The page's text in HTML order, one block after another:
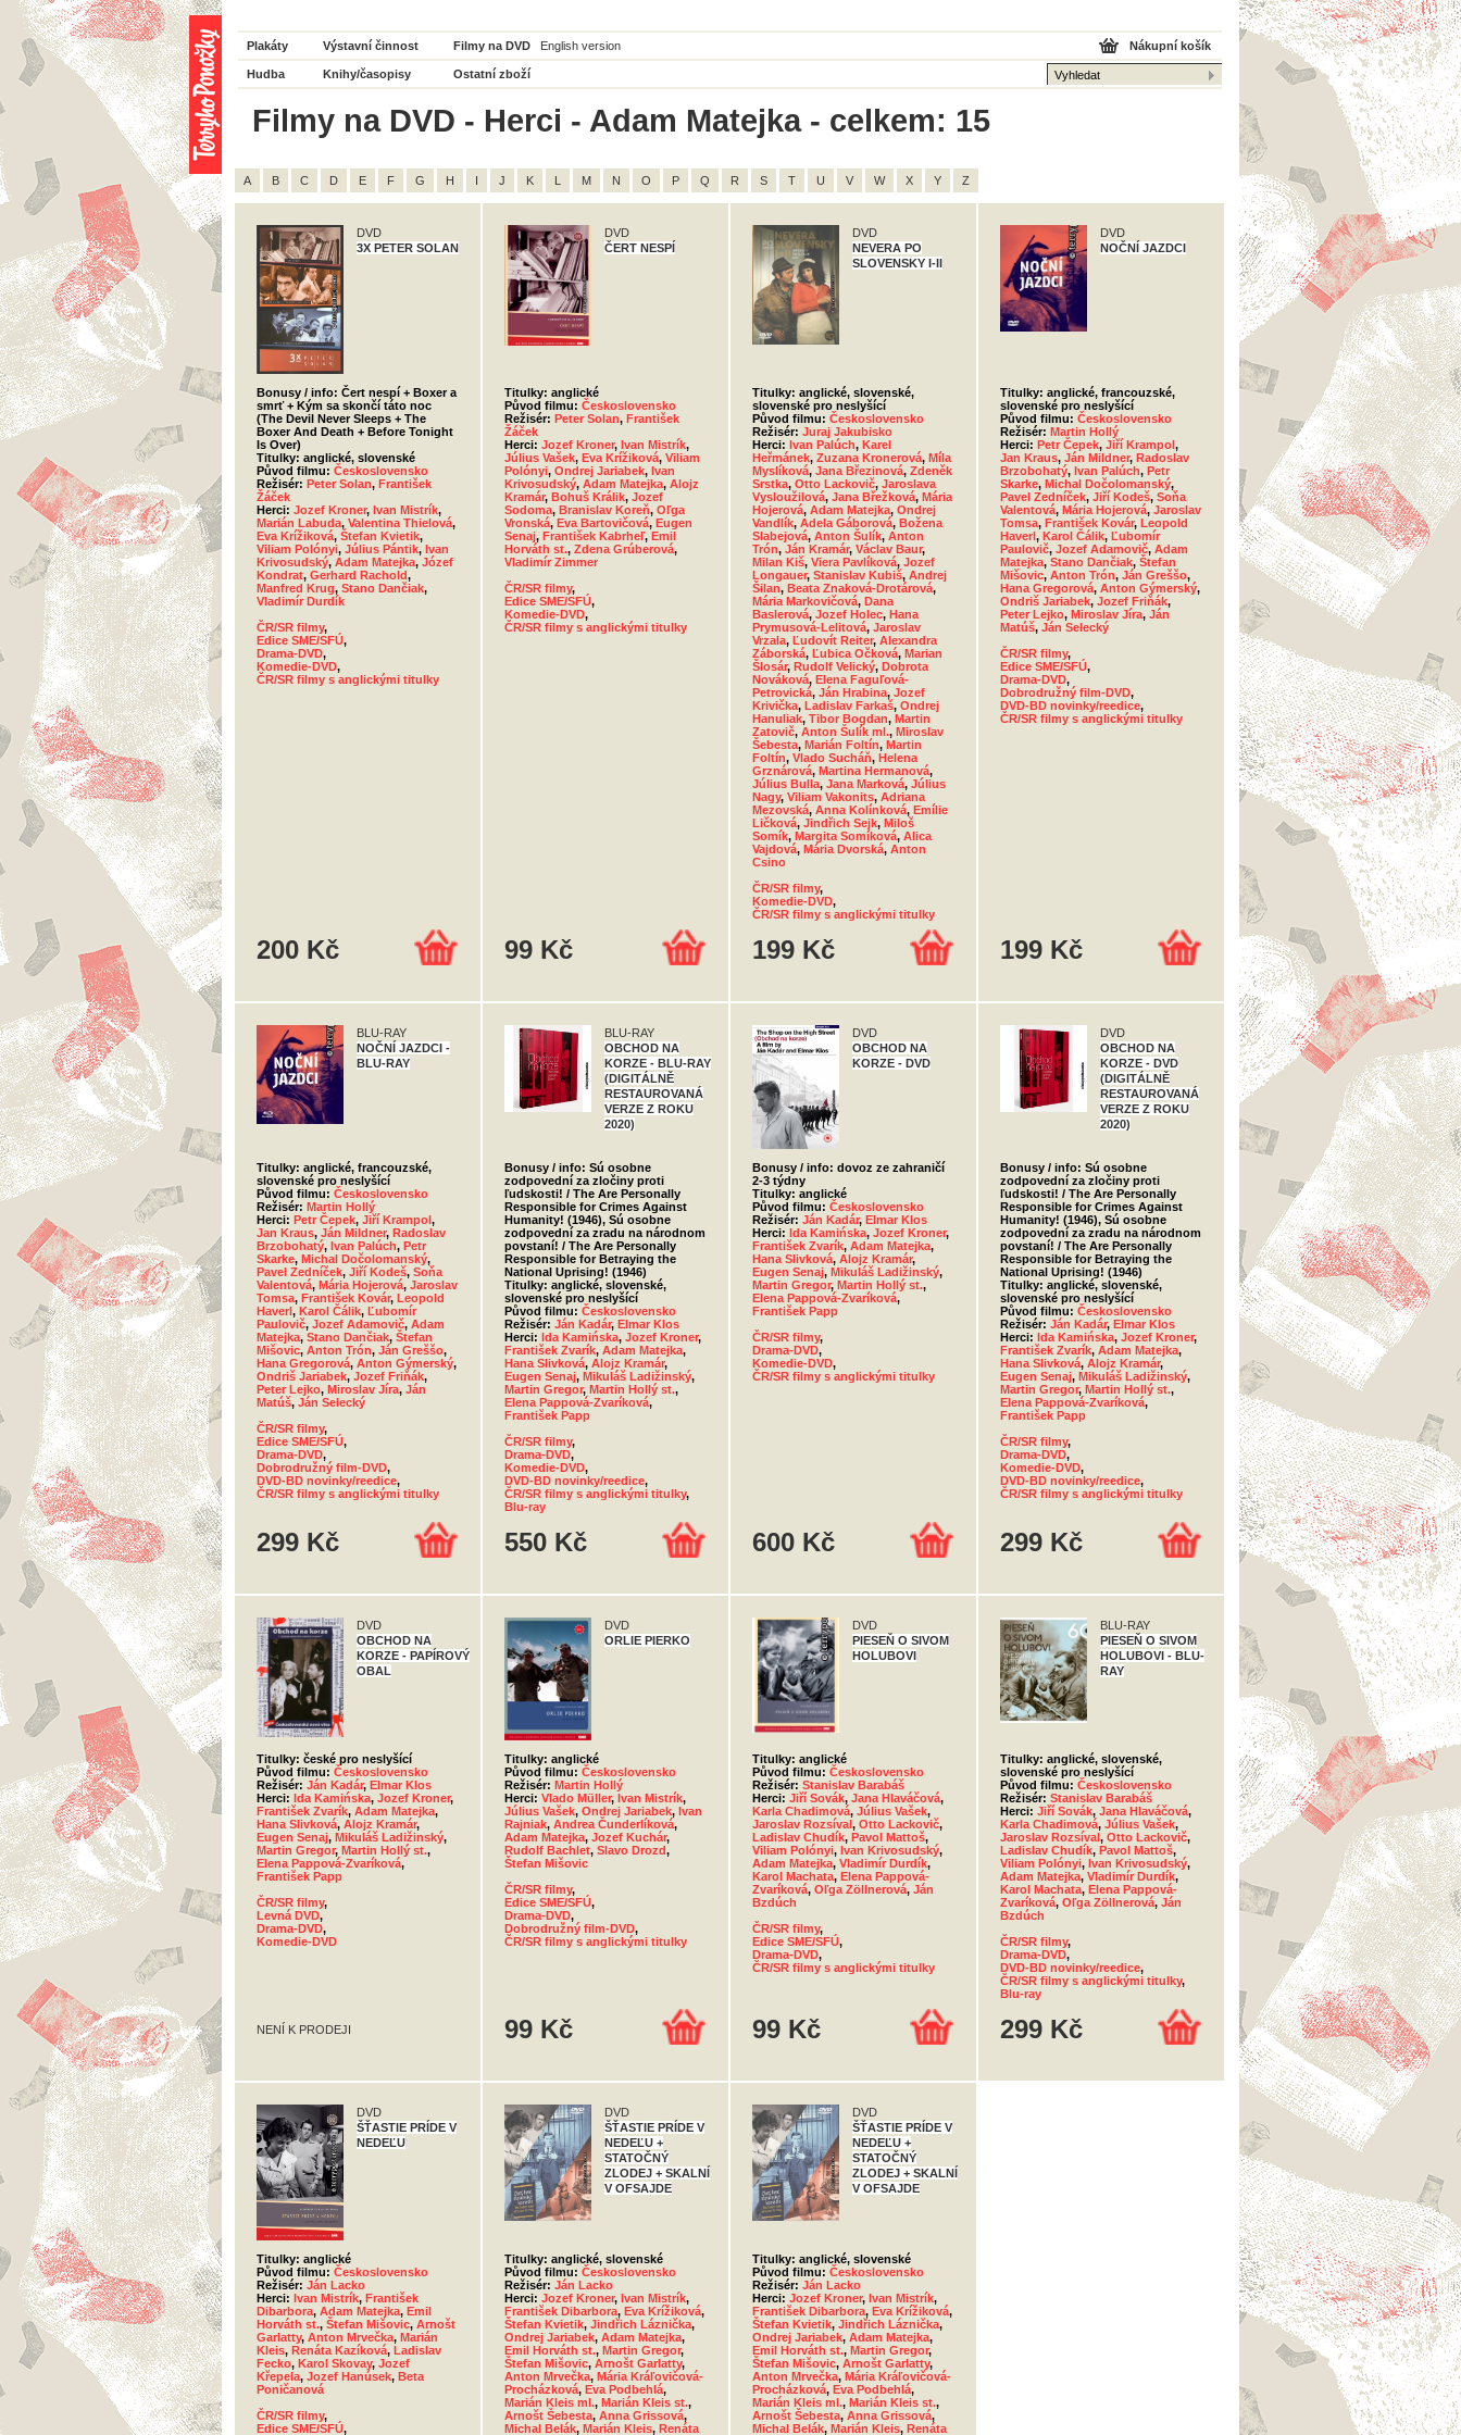
Plakáty Výstavní činnost Filmy na DVD English version
Hudba Knihy/časopisy Ostatní zboží
Nákupní košík
Filmy na DVD - Herci - Adam Matejka - celkem: 15
A B C D E F G H I J K L M N O P Q R S T U V W X Y Z
DVD
3X PETER SOLAN
Bonusy / info: Čert nespí + Boxer a
smrť + Kým sa skončí táto noc
(The Devil Never Sleeps + The
Boxer And Death + Before Tonight
Is Over)
Titulky: anglické, slovenské
Původ filmu: Československo
Režisér: Peter Solan, František
Žáček
Herci: Jozef Kroner, Ivan Mistrík,
Marián Labuda, Valentina Thielová,
Eva Krížiková, Štefan Kvietik,
Viliam Polónyi, Július Pántik, Ivan
Krivosudský, Adam Matejka, Józef
Kondrat, Gerhard Rachold,
Manfred Krug, Stano Dančiak,
Vladimír Durdík
ČR/SR filmy,
Edice SME/SFÚ,
Drama-DVD,
Komedie-DVD,
ČR/SR filmy s anglickými titulky
200 Kč
DVD
ČERT NESPÍ
Titulky: anglické
Původ filmu: Československo
Režisér: Peter Solan, František
Žáček
Herci: Jozef Kroner, Ivan Mistrík,
Július Vašek, Eva Krížiková, Viliam
Polónyi, Ondrej Jariabek, Ivan
Krivosudský, Adam Matejka, Alojz
Kramár, Bohuš Králik, Jozef
Sodoma, Branislav Koreň, Oľga
Vronská, Eva Bartovičová, Eugen
Senaj, František Kabrheľ, Emil
Horváth st., Zdena Grúberová,
Vladimír Zimmer
ČR/SR filmy,
Edice SME/SFÚ,
Komedie-DVD,
ČR/SR filmy s anglickými titulky
99 Kč
DVD
NEVERA PO
SLOVENSKY I-II
Titulky: anglické, slovenské,
slovenské pro neslyšící
Původ filmu: Československo
Režisér: Juraj Jakubisko
Herci: Ivan Palúch, Karel
Heřmánek, Zuzana Kronerová, Míla
Myslíková, Jana Březinová, Zdeněk
Srstka, Otto Lackovič, Jaroslava
Vysloužilová, Jana Břežková, Mária
Hojerová, Adam Matejka, Ondrej
Vandlík, Adela Gáborová, Božena
Slabejová, Anton Šulík, Anton
Trón, Ján Kramár, Václav Baur,
Milan Kiš, Viera Pavlíková, Jozef
Longauer, Stanislav Kubiš, Andrej
Šilan, Beata Znaková-Drotárová,
Mária Markovičová, Dana
Baslerová, Jozef Holec, Hana
Prymusová-Lelitová, Jaroslav
Vrzala, Ľudovít Reiter, Alexandra
Záborská, Ľubica Očková, Marian
Šlosár, Rudolf Velický, Dobrota
Nováková, Elena Faguľová-
Petrovická, Ján Hrabina, Jozef
Krivička, Ladislav Farkaš, Ondrej
Hanuliak, Tibor Bogdan, Martin
Zatovič, Anton Šulík ml., Miroslav
Šebesta, Marián Foltín, Martin
Foltín, Vlado Sucháň, Helena
Grznárová, Martina Hermanová,
Július Bulla, Jana Marková, Július
Nagy, Viliam Vakonits, Adriana
Mezovská, Anna Kolínková, Emílie
Ličková, Jindřich Sejk, Miloš
Somík, Margita Somíková, Alica
Vajdová, Mária Dvorská, Anton
Csino
ČR/SR filmy,
Komedie-DVD,
ČR/SR filmy s anglickými titulky
199 Kč
DVD
NOČNÍ JAZDCI
Titulky: anglické, francouzské,
slovenské pro neslyšící
Původ filmu: Československo
Režisér: Martin Hollý
Herci: Petr Čepek, Jiří Krampol,
Jan Kraus, Ján Mildner, Radoslav
Brzobohatý, Ivan Palúch, Petr
Skarke, Michal Dočolomanský,
Pavel Zedníček, Jiří Kodeš, Soňa
Valentová, Mária Hojerová, Jaroslav
Tomsa, František Kovár, Leopold
Haverl, Karol Čálik, Ľubomír
Paulovič, Jozef Adamovič, Adam
Matejka, Stano Dančiak, Štefan
Mišovic, Anton Trón, Ján Greššo,
Hana Gregorová, Anton Gýmerský,
Ondriš Jariabek, Jozef Friňák,
Peter Lejko, Miroslav Jíra, Ján
Matúš, Ján Selecký
ČR/SR filmy,
Edice SME/SFÚ,
Drama-DVD,
Dobrodružný film-DVD,
DVD-BD novinky/reedice,
ČR/SR filmy s anglickými titulky
199 Kč
BLU-RAY
NOČNÍ JAZDCI -
BLU-RAY
Titulky: anglické, francouzské,
slovenské pro neslyšící
Původ filmu: Československo
Režisér: Martin Hollý
Herci: Petr Čepek, Jiří Krampol,
Jan Kraus, Ján Mildner, Radoslav
Brzobohatý, Ivan Palúch, Petr
Skarke, Michal Dočolomanský,
Pavel Zedníček, Jiří Kodeš, Soňa
Valentová, Mária Hojerová, Jaroslav
Tomsa, František Kovár, Leopold
Haverl, Karol Čálik, Ľubomír
Paulovič, Jozef Adamovič, Adam
Matejka, Stano Dančiak, Štefan
Mišovic, Anton Trón, Ján Greššo,
Hana Gregorová, Anton Gýmerský,
Ondriš Jariabek, Jozef Friňák,
Peter Lejko, Miroslav Jíra, Ján
Matúš, Ján Selecký
ČR/SR filmy,
Edice SME/SFÚ,
Drama-DVD,
Dobrodružný film-DVD,
DVD-BD novinky/reedice,
ČR/SR filmy s anglickými titulky
299 Kč
BLU-RAY
OBCHOD NA
KORZE - BLU-RAY
(DIGITÁLNĚ
RESTAUROVANÁ
VERZE Z ROKU
2020)
Bonusy / info: Sú osobne
zodpovední za zločiny proti
ľudskosti! / The Are Personally
Responsible for Crimes Against
Humanity! (1946), Sú osobne
zodpovední za zradu na národnom
povstaní! / The Are Personally
Responsible for Betraying the
National Uprising! (1946)
Titulky: anglické, slovenské,
slovenské pro neslyšící
Původ filmu: Československo
Režisér: Ján Kadár, Elmar Klos
Herci: Ida Kamińska, Jozef Kroner,
František Zvarík, Adam Matejka,
Hana Slivková, Alojz Kramár,
Eugen Senaj, Mikuláš Ladižinský,
Martin Gregor, Martin Hollý st.,
Elena Pappová-Zvaríková,
František Papp
ČR/SR filmy,
Drama-DVD,
Komedie-DVD,
DVD-BD novinky/reedice,
ČR/SR filmy s anglickými titulky,
Blu-ray
550 Kč
DVD
OBCHOD NA
KORZE - DVD
Bonusy / info: dovoz ze zahraničí
2-3 týdny
Titulky: anglické
Původ filmu: Československo
Režisér: Ján Kadár, Elmar Klos
Herci: Ida Kamińska, Jozef Kroner,
František Zvarík, Adam Matejka,
Hana Slivková, Alojz Kramár,
Eugen Senaj, Mikuláš Ladižinský,
Martin Gregor, Martin Hollý st.,
Elena Pappová-Zvaríková,
František Papp
ČR/SR filmy,
Drama-DVD,
Komedie-DVD,
ČR/SR filmy s anglickými titulky
600 Kč
DVD
OBCHOD NA
KORZE - DVD
(DIGITÁLNĚ
RESTAUROVANÁ
VERZE Z ROKU
2020)
Bonusy / info: Sú osobne
zodpovední za zločiny proti
ľudskosti! / The Are Personally
Responsible for Crimes Against
Humanity! (1946), Sú osobne
zodpovední za zradu na národnom
povstaní! / The Are Personally
Responsible for Betraying the
National Uprising! (1946)
Titulky: anglické, slovenské,
slovenské pro neslyšící
Původ filmu: Československo
Režisér: Ján Kadár, Elmar Klos
Herci: Ida Kamińska, Jozef Kroner,
František Zvarík, Adam Matejka,
Hana Slivková, Alojz Kramár,
Eugen Senaj, Mikuláš Ladižinský,
Martin Gregor, Martin Hollý st.,
Elena Pappová-Zvaríková,
František Papp
ČR/SR filmy,
Drama-DVD,
Komedie-DVD,
DVD-BD novinky/reedice,
ČR/SR filmy s anglickými titulky
299 Kč
DVD
OBCHOD NA
KORZE - PAPÍROVÝ
OBAL
Titulky: české pro neslyšící
Původ filmu: Československo
Režisér: Ján Kadár, Elmar Klos
Herci: Ida Kamińska, Jozef Kroner,
František Zvarík, Adam Matejka,
Hana Slivková, Alojz Kramár,
Eugen Senaj, Mikuláš Ladižinský,
Martin Gregor, Martin Hollý st.,
Elena Pappová-Zvaríková,
František Papp
ČR/SR filmy,
Levná DVD,
Drama-DVD,
Komedie-DVD
NENÍ K PRODEJI
DVD
ORLIE PIERKO
Titulky: anglické
Původ filmu: Československo
Režisér: Martin Hollý
Herci: Vlado Müller, Ivan Mistrík,
Július Vašek, Ondrej Jariabek, Ivan
Rajniak, Andrea Čunderlíková,
Adam Matejka, Jozef Kuchár,
Rudolf Bachlet, Slavo Drozd,
Štefan Mišovic
ČR/SR filmy,
Edice SME/SFÚ,
Drama-DVD,
Dobrodružný film-DVD,
ČR/SR filmy s anglickými titulky
99 Kč
DVD
PIESEŇ O SIVOM
HOLUBOVI
Titulky: anglické
Původ filmu: Československo
Režisér: Stanislav Barabáš
Herci: Jiří Sovák, Jana Hlaváčová,
Karla Chadimová, Július Vašek,
Jaroslav Rozsíval, Otto Lackovič,
Ladislav Chudík, Pavol Mattoš,
Viliam Polónyi, Ivan Krivosudský,
Adam Matejka, Vladimír Durdík,
Karol Machata, Elena Pappová-
Zvaríková, Oľga Zöllnerová, Ján
Bzdúch
ČR/SR filmy,
Edice SME/SFÚ,
Drama-DVD,
ČR/SR filmy s anglickými titulky
99 Kč
BLU-RAY
PIESEŇ O SIVOM
HOLUBOVI - BLU-
RAY
Titulky: anglické, slovenské,
slovenské pro neslyšící
Původ filmu: Československo
Režisér: Stanislav Barabáš
Herci: Jiří Sovák, Jana Hlaváčová,
Karla Chadimová, Július Vašek,
Jaroslav Rozsíval, Otto Lackovič,
Ladislav Chudík, Pavol Mattoš,
Viliam Polónyi, Ivan Krivosudský,
Adam Matejka, Vladimír Durdík,
Karol Machata, Elena Pappová-
Zvaríková, Oľga Zöllnerová, Ján
Bzdúch
ČR/SR filmy,
Drama-DVD,
DVD-BD novinky/reedice,
ČR/SR filmy s anglickými titulky,
Blu-ray
299 Kč
DVD
ŠŤASTIE PRÍDE V
NEDEĽU
Titulky: anglické
Původ filmu: Československo
Režisér: Ján Lacko
Herci: Ivan Mistrík, František
Dibarbora, Adam Matejka, Emil
Horváth st., Štefan Mišovic, Arnošt
Garlatty, Anton Mrvečka, Marián
Kleis, Renáta Kazíková, Ladislav
Fecko, Karol Skovay, Jozef
Křepela, Jozef Hanúsek, Beta
Poničanová
ČR/SR filmy,
Edice SME/SFÚ,
DVD
ŠŤASTIE PRÍDE V
NEDEĽU +
STATOČNÝ
ZLODEJ + SKALNÍ
V OFSAJDE
Titulky: anglické, slovenské
Původ filmu: Československo
Režisér: Ján Lacko
Herci: Jozef Kroner, Ivan Mistrík,
František Dibarbora, Eva Krížiková,
Štefan Kvietik, Jindřich Láznička,
Ondrej Jariabek, Adam Matejka,
Emil Horváth st., Martin Gregor,
Štefan Mišovic, Arnošt Garlatty,
Anton Mrvečka, Mária Kráľovičová-
Procházková, Eva Podbehlá,
Marián Kleis ml., Marián Kleis st.,
Arnošt Šebesta, Anna Grissová,
Michal Belák, Marián Kleis, Renáta
DVD
ŠŤASTIE PRÍDE V
NEDEĽU +
STATOČNÝ
ZLODEJ + SKALNÍ
V OFSAJDE
Titulky: anglické, slovenské
Původ filmu: Československo
Režisér: Ján Lacko
Herci: Jozef Kroner, Ivan Mistrík,
František Dibarbora, Eva Krížiková,
Štefan Kvietik, Jindřich Láznička,
Ondrej Jariabek, Adam Matejka,
Emil Horváth st., Martin Gregor,
Štefan Mišovic, Arnošt Garlatty,
Anton Mrvečka, Mária Kráľovičová-
Procházková, Eva Podbehlá,
Marián Kleis ml., Marián Kleis st.,
Arnošt Šebesta, Anna Grissová,
Michal Belák, Marián Kleis, Renáta